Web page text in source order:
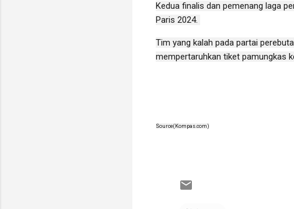
Kedua finalis dan pemenang laga
Paris 2024.
Tim yang kalah pada partai
mempertaruhkan tiket pamungkas
Source(Kompas.com)